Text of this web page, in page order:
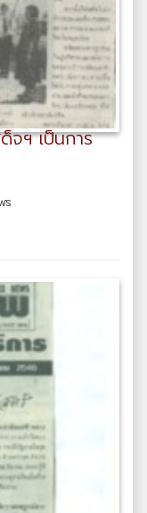
จฯ เป็นการ